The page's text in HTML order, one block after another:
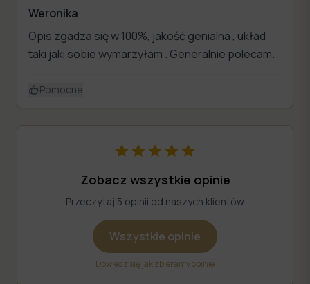
Weronika
Opis zgadza się w 100%, jakość genialna , układ
taki jaki sobie wymarzyłam . Generalnie polecam.
Pomocne
Zobacz wszystkie opinie
Przeczytaj 5 opinii od naszych klientów
Wszystkie opinie
Dowiedz się jak zbieramy opinie